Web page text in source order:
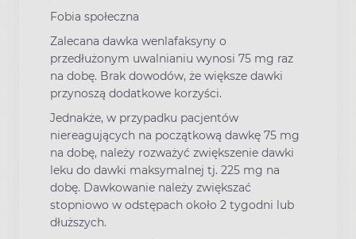
Fobia społeczna
Zalecana dawka wenlafaksyny o
przedłużonym uwalnianiu wynosi 75 mg raz
na dobę. Brak dowodów, że większe dawki
przynoszą dodatkowe korzyści.
Jednakże, w przypadku pacjentów
niereagujących na początkową dawkę 75 mg
na dobę, należy rozważyć zwiększenie dawki
leku do dawki maksymalnej tj. 225 mg na
dobę. Dawkowanie należy zwiększać
stopniowo w odstępach około 2 tygodni lub
dłuższych.